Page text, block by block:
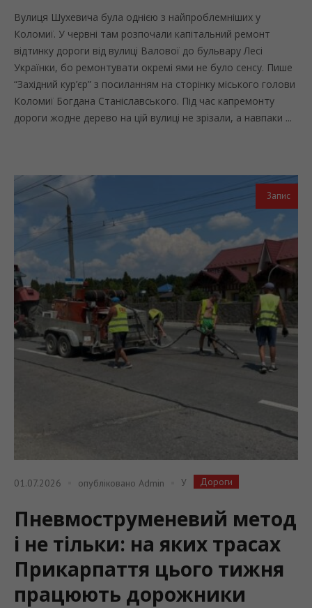
Вулиця Шухевича була однією з найпроблемніших у
Коломиї. У червні там розпочали капітальний ремонт
відтинку дороги від вулиці Валової до бульвару Лесі
Українки, бо ремонтувати окремі ями не було сенсу. Пише
“Західний кур’єр” з посиланням на сторінку міського голови
Коломиї Богдана Станіславського. Під час капремонту
дороги жодне дерево на цій вулиці не зрізали, а навпаки ...
Запис
01.07.2026 опубліковано Admin У Дороги
Пневмоструменевий метод
і не тільки: на яких трасах
Прикарпаття цього тижня
працюють дорожники